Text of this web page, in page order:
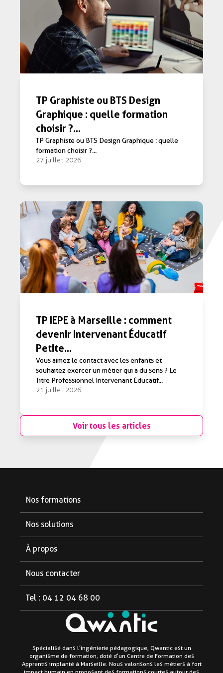
TP Graphiste ou BTS Design
Graphique : quelle formation
choisir ?...
TP Graphiste ou BTS Design Graphique : quelle
formation choisir ?...
27 juillet 2026
TP IEPE à Marseille : comment
devenir Intervenant Éducatif
Petite...
Vous aimez le contact avec les enfants et
souhaitez exercer un métier qui a du sens ? Le
Titre Professionnel Intervenant Éducatif...
21 juillet 2026
Voir tous les articles
Nos formations
Formations courtes
Nos solutions
Pour les partenaires
À propos
Politique de confidentialité
Nous contacter
Tel : 04 12 04 68 00
Spécialisé dans l’ingénierie pédagogique, Qwantic est un
organisme de formation, doté d’un Centre de Formation des
Apprentis implanté à Marseille. Nous valorisons les métiers à fort